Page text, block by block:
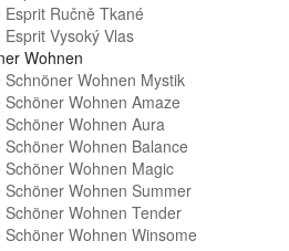
Esprit Ručně Tkané
Esprit Vysoký Vlas
Wohnen
Schnöner Wohnen Mystik
Schöner Wohnen Amaze
Schöner Wohnen Aura
Schöner Wohnen Balance
Schöner Wohnen Magic
Schöner Wohnen Summer
Schöner Wohnen Tender
Schöner Wohnen Winsome